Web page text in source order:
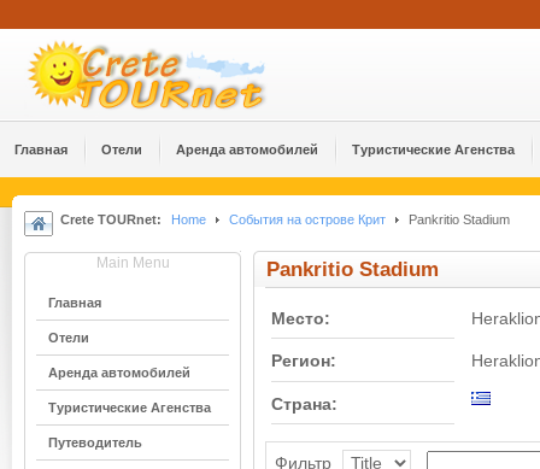
Главная Отели Аренда автомобилей Туристические Агенства
Crete TOURnet: Home События на острове Крит Pankritio Stadium
Main Menu
Главная
Отели
Аренда автомобилей
Туристические Агенства
Путеводитель
Pankritio Stadium
Место:
Регион:
Страна:
Фильтр